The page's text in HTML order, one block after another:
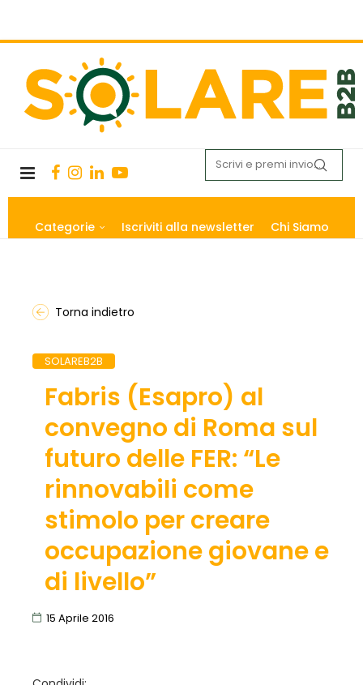
Categorie Iscriviti alla newsletter Chi Siamo
Torna indietro
SOLAREB2B
Fabris (Esapro) al
convegno di Roma sul
futuro delle FER: “Le
rinnovabili come
stimolo per creare
occupazione giovane e
di livello”
15 Aprile 2016